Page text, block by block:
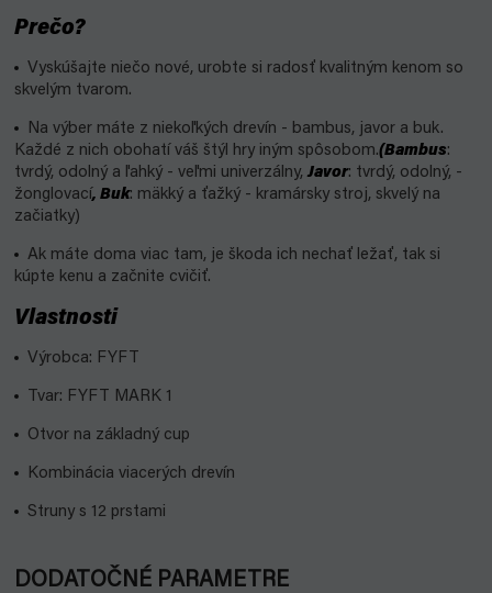
Prečo?
Vyskúšajte niečo nové, urobte si radosť kvalitným kenom so
skvelým tvarom.
Na výber máte z niekoľkých drevín - bambus, javor a buk.
Každé z nich obohatí váš štýl hry iným spôsobom.(Bambus:
tvrdý, odolný a ľahký - veľmi univerzálny, Javor: tvrdý, odolný, -
žonglovací, Buk: mäkký a ťažký - kramársky stroj, skvelý na
začiatky)
Ak máte doma viac tam, je škoda ich nechať ležať, tak si
kúpte kenu a začnite cvičiť.
Vlastnosti
Výrobca: FYFT
Tvar: FYFT MARK 1
Otvor na základný cup
Kombinácia viacerých drevín
Struny s 12 prstami
DODATOČNÉ PARAMETRE